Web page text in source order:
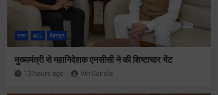
राज्य ALL देहरादून
मुख्यमंत्री से महानिदेशक एनसीसी ने की शिष्टाचार भेंट
13 hours ago Viri Gairola